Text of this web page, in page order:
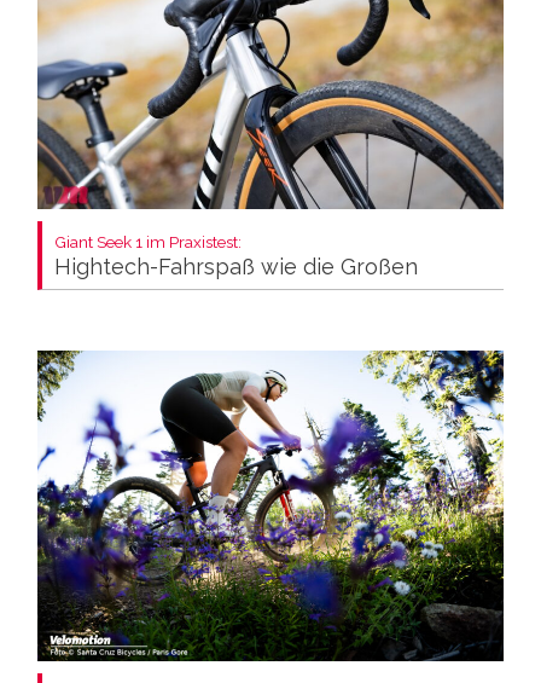
Giant Seek 1 im Praxistest:
Hightech-Fahrspaß wie die Großen